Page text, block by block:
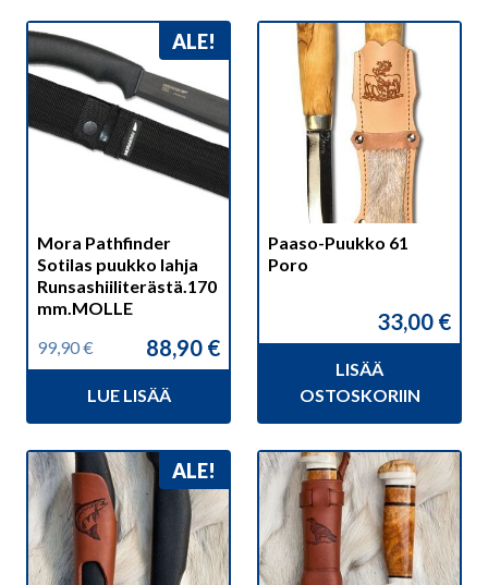
ALE!
Mora Pathfinder
Sotilas puukko lahja
Runsashiiliterästä.170
mm.MOLLE
99,90€
Alkuperäinen
hinta
99,90 €.
88,90 €
Nykyinen
hinta
88,90 €.
LUE LISÄÄ
Paaso-Puukko 61
Poro
33,00 €
LISÄÄ
OSTOSKORIIN
ALE!